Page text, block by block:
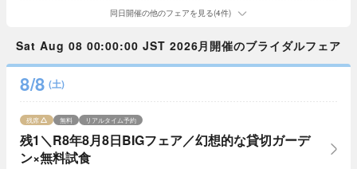
同日開催の他のフェアを見る(4件)
Sat Aug 08 00:00:00 JST 2026月開催のブライダルフェア
8/8 (土)
残1＼R8年8月8日BIGフェア／幻想的な貸切ガーデ
ン×無料試食
残席 無料 リアルタイム予約